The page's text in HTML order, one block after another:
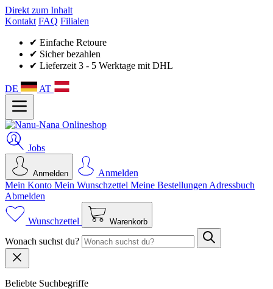
Direkt zum Inhalt
Kontakt FAQ Filialen
✔ Einfache Retoure
✔ Sicher bezahlen
✔ Lieferzeit 3 - 5 Werktage mit DHL
DE AT
Jobs
Anmelden
Anmelden
Mein Konto Mein Wunsch­zettel Meine Bestellungen Adressbuch
Abmelden
Wunschzettel Warenkorb
Wonach suchst du?
Beliebte Suchbegriffe